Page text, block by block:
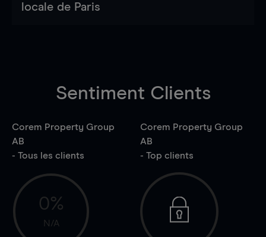
locale de Paris
Sentiment Clients
Corem Property Group
AB
- Tous les clients
0%
N/A
Corem Property Group
AB
- Top clients